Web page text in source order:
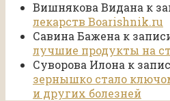
Вишнякова Видана к
лекарств Boarishnik.ru
Савина Бажена к
лучшие продукты на
Суворова Илона к
зернышко стало
и других болезней